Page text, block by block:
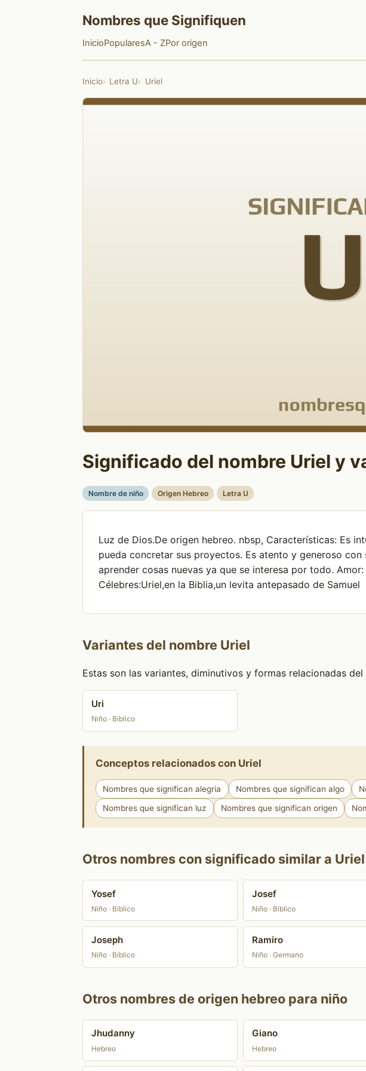
Nombres que Signifiquen
InicioPopularesA - ZPor origen
Inicio Letra U Uriel
Significado del nombre Uriel y
Nombre de niño Origen Hebreo Letra U
Luz de Dios.De origen hebreo. nbsp, Características: Es
pueda concretar sus proyectos. Es atento y generoso
aprender cosas nuevas ya que se interesa por todo.
Célebres:Uriel,en la Biblia,un levita antepasado de Samuel
Variantes del nombre Uriel
Estas son las variantes, diminutivos y formas relacionadas del
Uri
Niño · Bíblico
Conceptos relacionados con Uriel
Nombres que significan alegria Nombres que significan algo
Nombres que significan luz Nombres que significan origen
Otros nombres con significado similar a Uriel
Yosef
Niño · Bíblico
Josef
Niño · Bíblico
Joseph
Niño · Bíblico
Ramiro
Niño · Germano
Otros nombres de origen hebreo para niño
Jhudanny
Hebreo
Giano
Hebreo